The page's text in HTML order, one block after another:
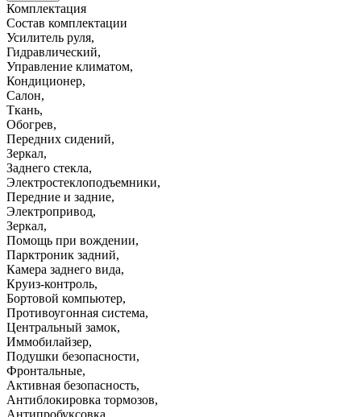
Комплектация
Состав комплектации
Усилитель руля,
Гидравлический,
Управление климатом,
Кондиционер,
Салон,
Ткань,
Обогрев,
Передних сидений,
Зеркал,
Заднего стекла,
Электростеклоподъемники,
Передние и задние,
Электропривод,
Зеркал,
Помощь при вождении,
Парктроник задний,
Камера заднего вида,
Круиз-контроль,
Бортовой компьютер,
Противоугонная система,
Центральный замок,
Иммобилайзер,
Подушки безопасности,
Фронтальные,
Активная безопасность,
Антиблокировка тормозов,
Антипробуксовка,